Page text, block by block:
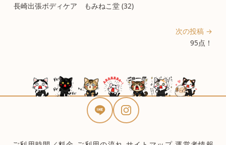
長崎出張ボディケア もみねこ堂 (32)
次の投稿 →
95点！